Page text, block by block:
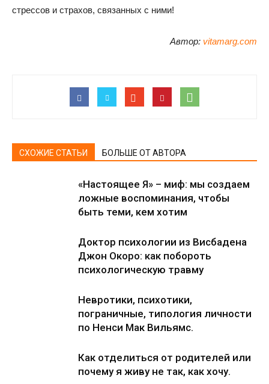
стрессов и страхов, связанных с ними!
Автор: vitamarg.com
СХОЖИЕ СТАТЬИ БОЛЬШЕ ОТ АВТОРА
«Настоящее Я» – миф: мы создаем
ложные воспоминания, чтобы
быть теми, кем хотим
Доктор психологии из Висбадена
Джон Окоро: как побороть
психологическую травму
Невротики, психотики,
пограничные, типология личности
по Ненси Мак Вильямс.
Как отделиться от родителей или
почему я живу не так, как хочу.